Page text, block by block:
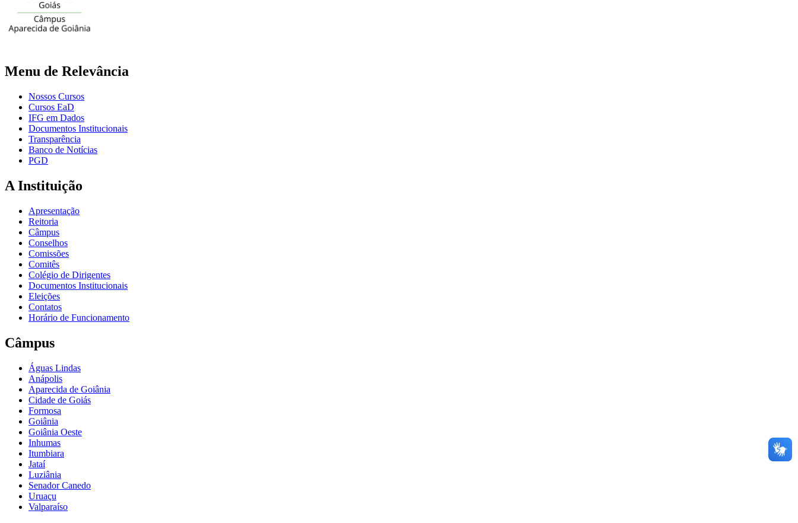
Menu de Relevância
Nossos Cursos
Cursos EaD
IFG em Dados
Documentos Institucionais
Transparência
Banco de Notícias
PGD
A Instituição
Apresentação
Reitoria
Câmpus
Conselhos
Comissões
Comitês
Colégio de Dirigentes
Documentos Institucionais
Eleições
Contatos
Horário de Funcionamento
Câmpus
Águas Lindas
Anápolis
Aparecida de Goiânia
Cidade de Goiás
Formosa
Goiânia
Goiânia Oeste
Inhumas
Itumbiara
Jataí
Luziânia
Senador Canedo
Uruaçu
Valparaíso